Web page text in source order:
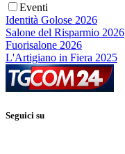
Eventi
Identità Golose 2026
Salone del Risparmio 2026
Fuorisalone 2026
L'Artigiano in Fiera 2025
Seguici su